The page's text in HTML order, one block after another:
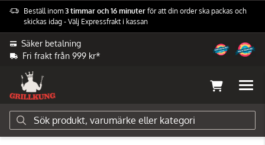
Beställ inom 3 timmar och 16 minuter för att din order ska packas och
skickas idag - Välj Expressfrakt i kassan
Säker betalning
Fri frakt från 999 kr*
Grillar Kolgrillar Landmann